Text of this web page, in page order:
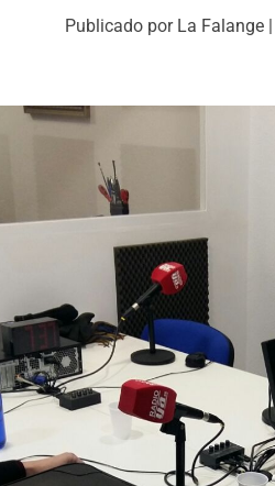
Publicado por La Falange|